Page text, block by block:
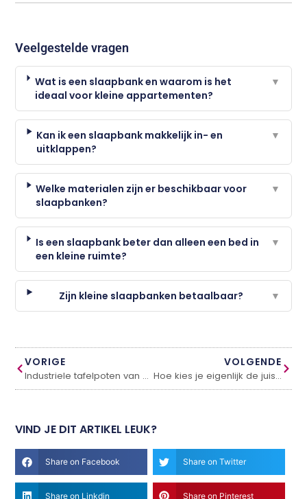
Veelgestelde vragen
Wat is een slaapbank en waarom is het
ideaal voor kleine appartementen?
▼
Kan ik een slaapbank makkelijk in- en
uitklappen?
▼
Welke materialen zijn er beschikbaar voor
slaapbanken?
▼
Is een slaapbank beter dan alleen een bed in
een kleine ruimte?
▼
Zijn kleine slaapbanken betaalbaar? ▼
VORIGE
Industriele tafelpoten van staal
VOLGENDE
Hoe kies je eigenlijk de juiste eetkamerstoel?
VIND JE DIT ARTIKEL LEUK?
Share on Facebook Share on Twitter
Share on Linkdin Share on Pinterest